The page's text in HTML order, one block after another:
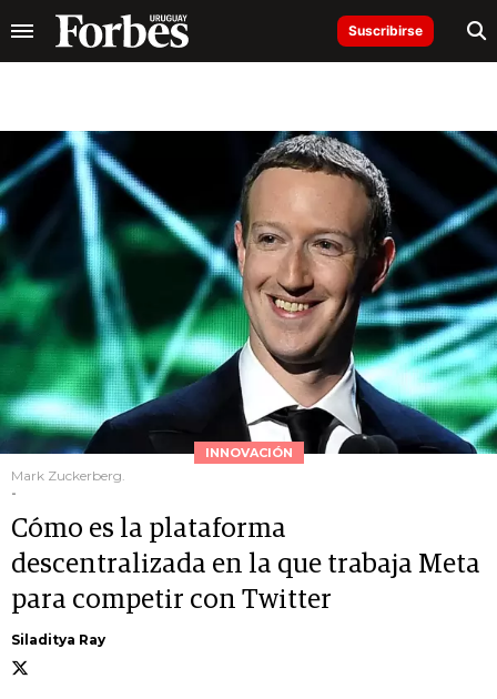
Suscribirse
INNOVACIÓN
Mark Zuckerberg.
-
Cómo es la plataforma
descentralizada en la que trabaja Meta
para competir con Twitter
Siladitya Ray